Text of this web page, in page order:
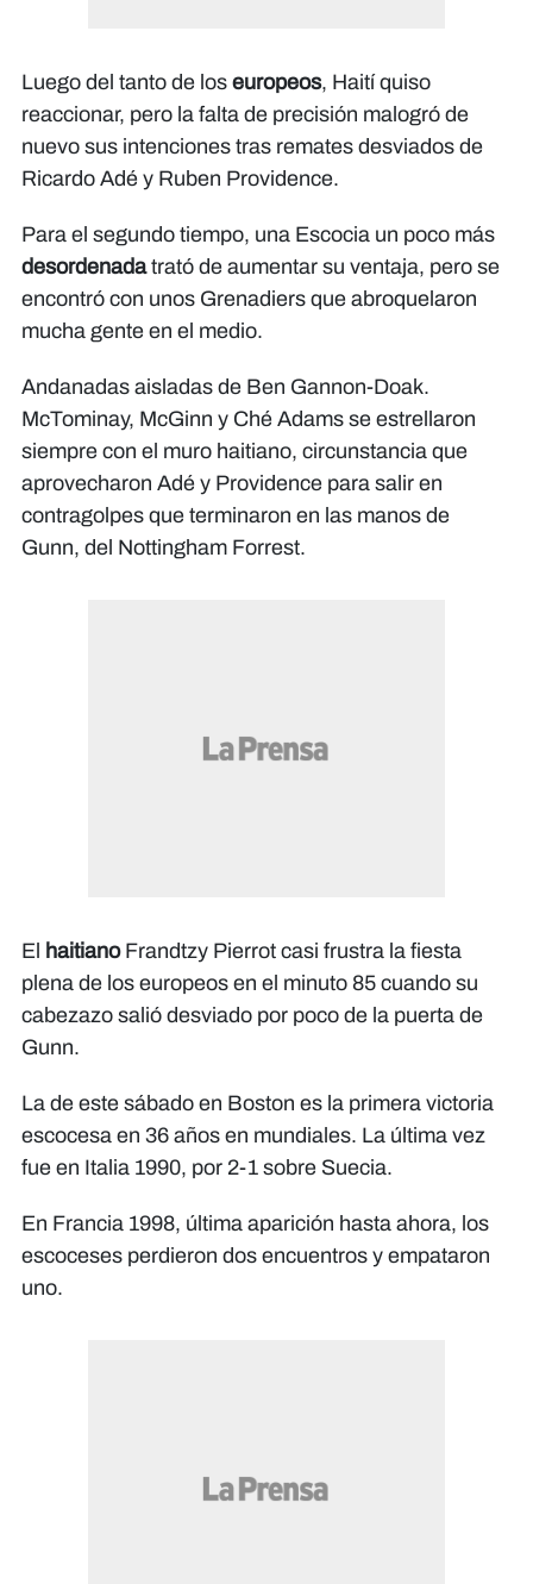
Luego del tanto de los europeos, Haití quiso
reaccionar, pero la falta de precisión malogró de
nuevo sus intenciones tras remates desviados de
Ricardo Adé y Ruben Providence.
Para el segundo tiempo, una Escocia un poco más
desordenadatrató de aumentar su ventaja, pero se
encontró con unos Grenadiers que abroquelaron
mucha gente en el medio.
Andanadas aisladas de Ben Gannon-Doak.
McTominay, McGinn y Ché Adams se estrellaron
siempre con el muro haitiano, circunstancia que
aprovecharon Adé y Providence para salir en
contragolpes que terminaron en las manos de
Gunn, del Nottingham Forrest.
El haitiano Frandtzy Pierrot casi frustra la fiesta
plena de los europeos en el minuto 85 cuando su
cabezazo salió desviado por poco de la puerta de
Gunn.
La de este sábado en Boston es la primera victoria
escocesa en 36 años en mundiales. La última vez
fue en Italia 1990, por 2-1 sobre Suecia.
En Francia 1998, última aparición hasta ahora, los
escoceses perdieron dos encuentros y empataron
uno.